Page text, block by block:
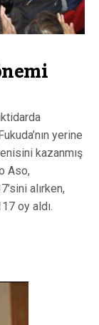
yerine
kazanmış
Aso,
alırken,
oy aldı.